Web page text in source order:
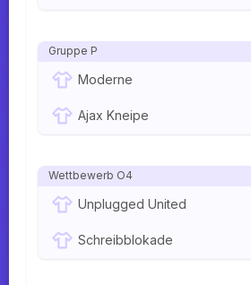
Gruppe P
Moderne
Ajax Kneipe
Wettbewerb O4
Unplugged United
Schreibblokade